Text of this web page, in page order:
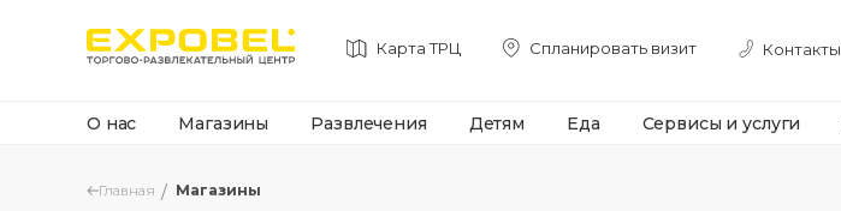
Карта ТРЦ Спланировать визит Контакты
О нас Магазины Развлечения Детям Еда Сервисы и услуги
Главная Магазины